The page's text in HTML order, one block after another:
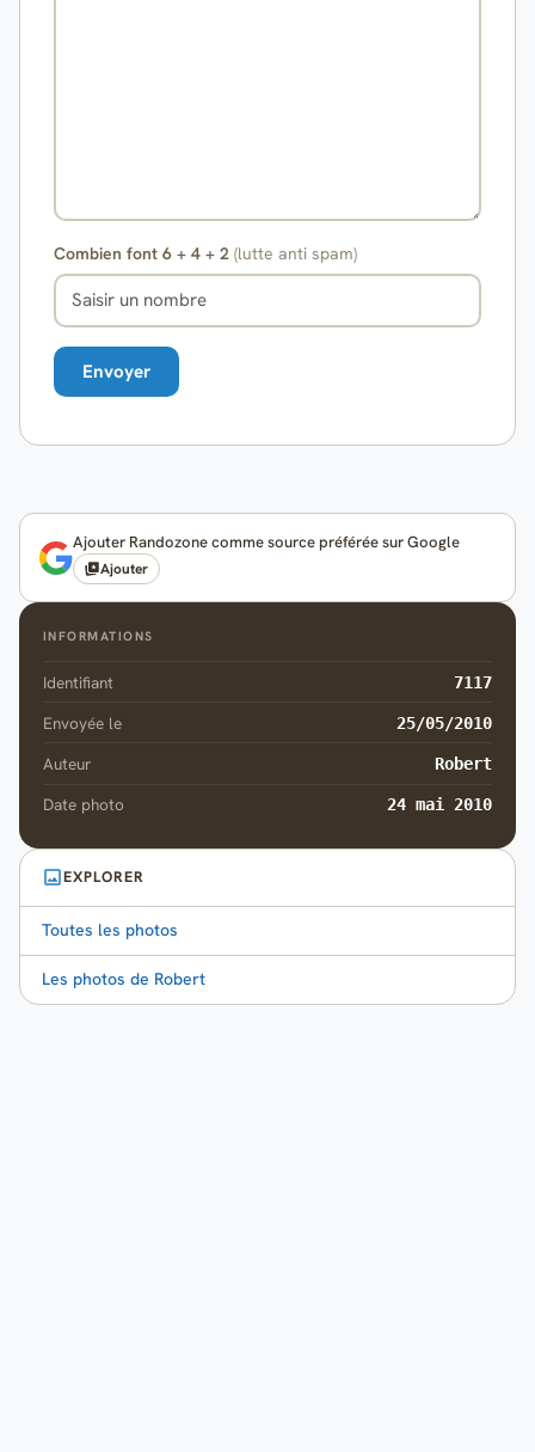
Combien font 6 + 4 + 2 (lutte anti spam)
Ajouter Randozone comme source préférée sur Google
Ajouter
INFORMATIONS
Identifiant 7117
Envoyée le 25/05/2010
Auteur Robert
Date photo 24 mai 2010
EXPLORER
Toutes les photos
Les photos de Robert